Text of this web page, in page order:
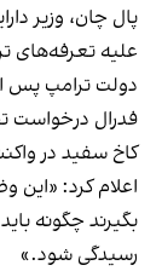
پال چان، وزیر
علیه تعرفه‌های
دولت ترامپ پس
فدرال درخواست
کاخ سفید در
اعلام کرد:
بگیرند چگونه
رسیدگی شود.»